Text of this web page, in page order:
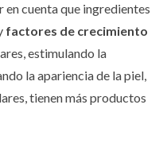
en cuenta que ingredientes
factores de crecimiento
estimulando la
la apariencia de la piel,
tienen más productos